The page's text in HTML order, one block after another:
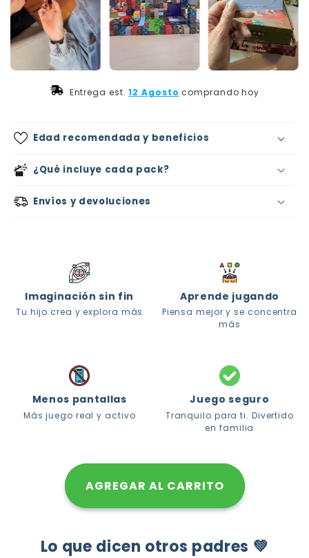
  Entrega est.
12 Agosto comprando hoy
C
o
n
e
d
g
Edad recomendada y beneficios
Menos pantallas, más diversión
Imanes de alta calidad
¿Qué incluye cada pack?
1 Pack (Ideal para empezar)
Envíos y devoluciones
Imaginación sin fin
Tu hijo crea y explora más
Aprende jugando
Piensa mejor y se concentra
más
Menos pantallas
Más juego real y activo
Juego seguro
Tranquilo para ti. Divertido
en familia
AGREGAR AL CARRITO
Lo que dicen otros padres 💚